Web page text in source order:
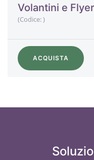
Volantini e Flyer
(Codice:)
ACQUISTA